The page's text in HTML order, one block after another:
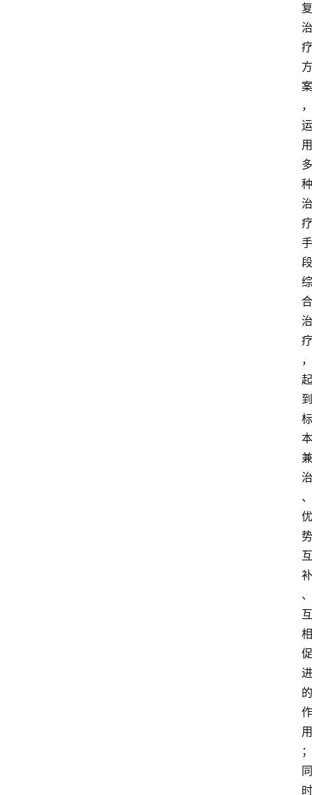
复
治
疗
方
案
，
运
用
多
种
治
疗
手
段
综
合
治
疗
，
起
到
标
本
兼
治
、
优
势
互
补
、
互
相
促
进
的
作
用
；
同
时